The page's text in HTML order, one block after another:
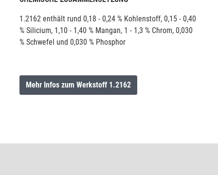
1.2162 enthält rund 0,18 - 0,24 % Kohlenstoff, 0,15 - 0,40
% Silicium, 1,10 - 1,40 % Mangan, 1 - 1,3 % Chrom, 0,030
% Schwefel und 0,030 % Phosphor
Mehr Infos zum Werkstoff 1.2162